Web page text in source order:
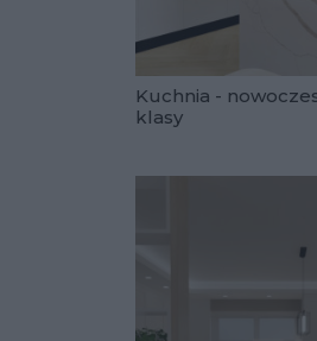
Kuchnia -
klasy